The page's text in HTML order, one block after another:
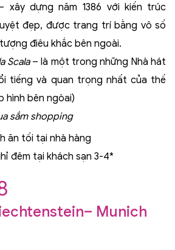
xây dựng năm 1386 với kiến trúc
đẹp, được trang trí bằng vô số
điêu khắc bên ngoài.
Scala – là một trong những Nhà hát
tiếng và quan trọng nhất của thế
hình bên ngòai)
sắm shopping
ăn tối tại nhà hàng
đêm tại khách sạn 3-4*
Munich